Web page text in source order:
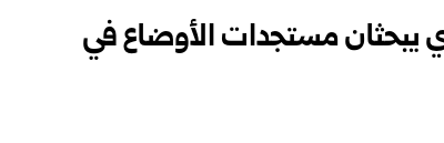
يبحثان مستجدات الأوضاع في